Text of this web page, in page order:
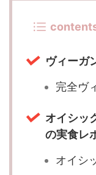
ヴィーガ
完全ヴ
オイシッ
の実食レ
オイシ